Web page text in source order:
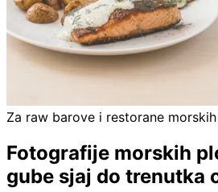
Za raw barove i restorane
Fotografije morskih
gube sjaj do trenutka